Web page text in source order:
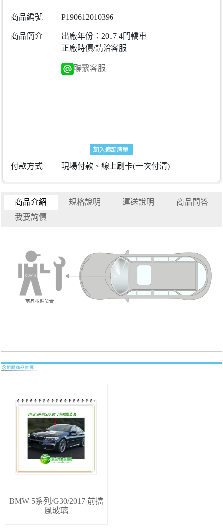
商品編號 P190612010396
商品簡介
出廠年份：2017 4門轎車
正廠時價/請洽客服
聯繫客服
付款方式 現場付款、線上刷卡(一次付清)
商品介紹 規格說明 運送說明
商品問答
我要詢價
BMW 5系列/G30/2017 前擋
風玻璃